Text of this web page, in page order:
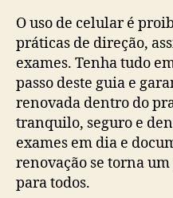
O uso de celular é
práticas de direção,
exames. Tenha tudo
passo deste guia e
renovada dentro do
tranquilo, seguro e
exames em dia e
renovação se torna
para todos.